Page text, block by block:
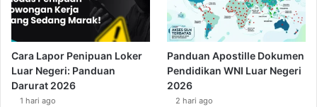
Cara Lapor Penipuan Loker
Luar Negeri: Panduan
Darurat 2026
1 hari ago
Panduan Apostille Dokumen
Pendidikan WNI Luar Negeri
2026
2 hari ago